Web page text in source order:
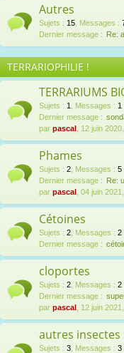
Autres
Sujets : 15 Messages :
Dernier message : Re:
TERRARIOPHILIE !
TERRARIUMS
Sujets : 1 Messages : 1
Dernier message :
par pascal , 12 juin
Phames
Sujets : 2 Messages : 5
Dernier message : Re:
par pascal , 04 juin
Cétoines
Sujets : 2 Messages : 2
Dernier message :
cloportes
Sujets : 2 Messages : 2
Dernier message :
par pascal , 12 juin
autres insectes
Sujets : 3 Messages : 3